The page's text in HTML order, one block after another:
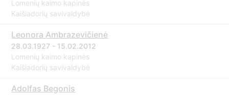
Lomenių kaimo kapinės
Kaišiadorių savivaldybė
Leonora Ambrazevičienė
28.03.1927 - 15.02.2012
Lomenių kaimo kapinės
Kaišiadorių savivaldybė
Adolfas Begonis